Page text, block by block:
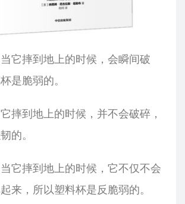
它摔到地上的时候，会瞬间破
是脆弱的。
摔到地上的时候，并不会破碎，
的。
它摔到地上的时候，它不仅不会
来，所以塑料杯是反脆弱的。